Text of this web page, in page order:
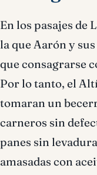
En los pasajes de
la que Aarón y
que consagrarse
Por lo tanto, el
tomaran un
carneros sin
panes sin
amasadas con